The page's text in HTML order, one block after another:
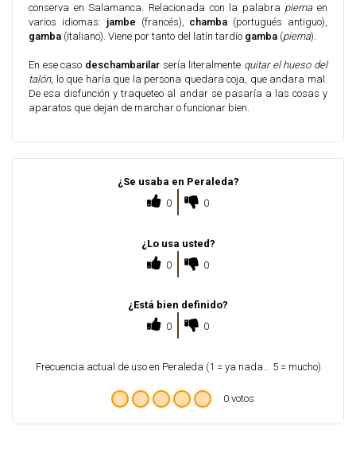
conserva en Salamanca. Relacionada con la palabra piernaen
varios idiomas: jambe (francés), chamba (portugués antiguo),
gamba (italiano). Viene por tanto del latín tardío gamba (pierna).
En ese caso deschambarilar sería literalmente quitar el hueso del
talón, lo que haría que la persona quedara coja, que andara mal.
De esa disfunción y traqueteo al andar se pasaría a las cosas y
aparatos que dejan de marchar o funcionar bien.
¿Se usaba en Peraleda?
0
0
¿Lo usa usted?
0
0
¿Está bien definido?
0
0
Frecuencia actual de uso en Peraleda (1 = ya nada... 5 = mucho)
0 votos